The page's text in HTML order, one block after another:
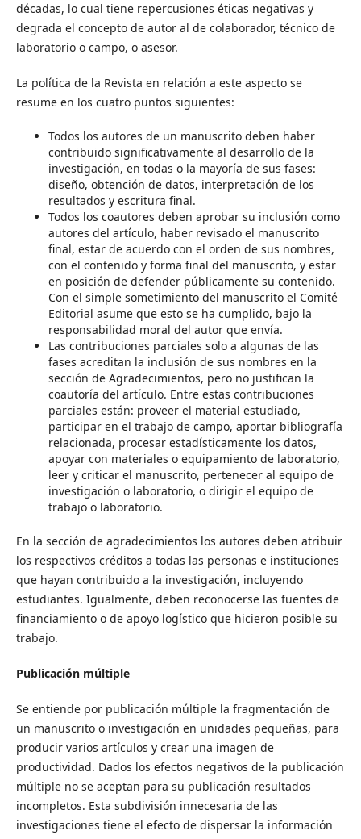
décadas, lo cual tiene repercusiones éticas negativas y
degrada el concepto de autor al de colaborador, técnico de
laboratorio o campo, o asesor.
La política de la Revista en relación a este aspecto se
resume en los cuatro puntos siguientes:
Todos los autores de un manuscrito deben haber
contribuido significativamente al desarrollo de la
investigación, en todas o la mayoría de sus fases:
diseño, obtención de datos, interpretación de los
resultados y escritura final.
Todos los coautores deben aprobar su inclusión como
autores del artículo, haber revisado el manuscrito
final, estar de acuerdo con el orden de sus nombres,
con el contenido y forma final del manuscrito, y estar
en posición de defender públicamente su contenido.
Con el simple sometimiento del manuscrito el Comité
Editorial asume que esto se ha cumplido, bajo la
responsabilidad moral del autor que envía.
Las contribuciones parciales solo a algunas de las
fases acreditan la inclusión de sus nombres en la
sección de Agradecimientos, pero no justifican la
coautoría del artículo. Entre estas contribuciones
parciales están: proveer el material estudiado,
participar en el trabajo de campo, aportar bibliografía
relacionada, procesar estadísticamente los datos,
apoyar con materiales o equipamiento de laboratorio,
leer y criticar el manuscrito, pertenecer al equipo de
investigación o laboratorio, o dirigir el equipo de
trabajo o laboratorio.
En la sección de agradecimientos los autores deben atribuir
los respectivos créditos a todas las personas e instituciones
que hayan contribuido a la investigación, incluyendo
estudiantes. Igualmente, deben reconocerse las fuentes de
financiamiento o de apoyo logístico que hicieron posible su
trabajo.
Publicación múltiple
Se entiende por publicación múltiple la fragmentación de
un manuscrito o investigación en unidades pequeñas, para
producir varios artículos y crear una imagen de
productividad. Dados los efectos negativos de la publicación
múltiple no se aceptan para su publicación resultados
incompletos. Esta subdivisión innecesaria de las
investigaciones tiene el efecto de dispersar la información